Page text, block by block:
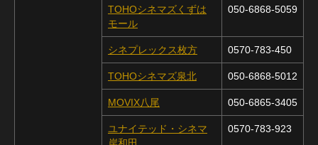
TOHOシネマズくずは
モール
050-6868-5059
シネプレックス枚方 0570-783-450
TOHOシネマズ泉北 050-6868-5012
MOVIX八尾 050-6865-3405
ユナイテッド・シネマ
岸和田
0570-783-923